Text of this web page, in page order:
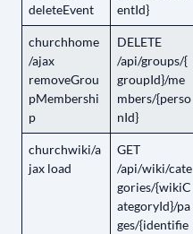
deleteEvent
entId}
churchhome
/ajax
removeGrou
pMembershi
p
DELETE
/api/groups/{
groupId}/me
mbers/{perso
nId}
churchwiki/a
jax load
GET
/api/wiki/cate
gories/{wikiC
ategoryId}/pa
ges/{identifie